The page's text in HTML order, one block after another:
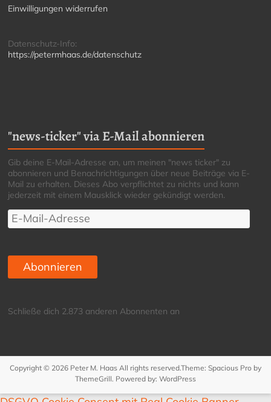
Einwilligungen widerrufen
Datenschutz-Info:
https://petermhaas.de/datenschutz
"news-ticker" via E-Mail abonnieren
Gib deine E-Mail-Adresse an, um meinen "news ticker" zu
abonnieren und Benachrichtigungen über neue Beiträge via E-
Mail zu erhalten. Dieses Abo verpflichtet zu nichts und kann
jederzeit mit einem Mausklick wieder gekündigt werden.
E-
Mail-
Abonnieren
Schließe dich 2.873 anderen Abonnenten an
Copyright © 2026 Peter M. HaasAll rights reserved.Theme: Spacious Proby
ThemeGrill. Powered by: WordPress